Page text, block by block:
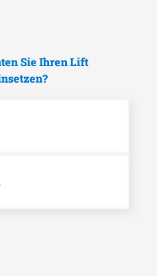
Sie Ihren Lift